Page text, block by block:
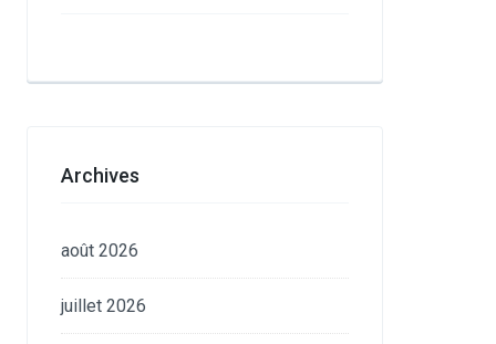
Archives
août 2026
juillet 2026